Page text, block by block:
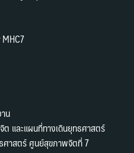
น
และแผนที่ทางเดินยุทธศาสตร์
าสตร์ ศูนย์สุขภาพจิตที่ 7